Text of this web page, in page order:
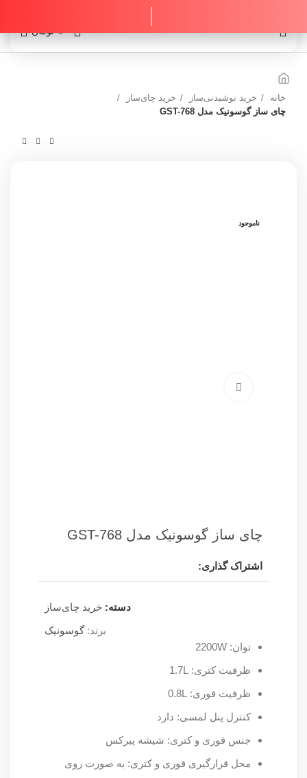
تومان 0
خانه خرید نوشیدنی‌ساز
خرید چای‌ساز
چای ساز گوسونیک مدل GST-768
ناموجود
چای ساز گوسونیک مدل GST-768
اشتراک گذاری:
دسته: خرید چای‌ساز
برند:گوسونیک
توان: 2200W
ظرفیت کتری: 1.7L
ظرفیت قوری: 0.8L
کنترل پنل لمسی: دارد
جنس قوری و کتری: شیشه پیرکس
محل قرارگیری قوری و کتری: به صورت روی